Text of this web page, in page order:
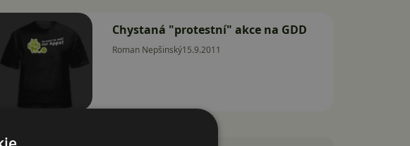
Chystaná "protestní" akce na GDD
Roman Nepšinský15.9.2011